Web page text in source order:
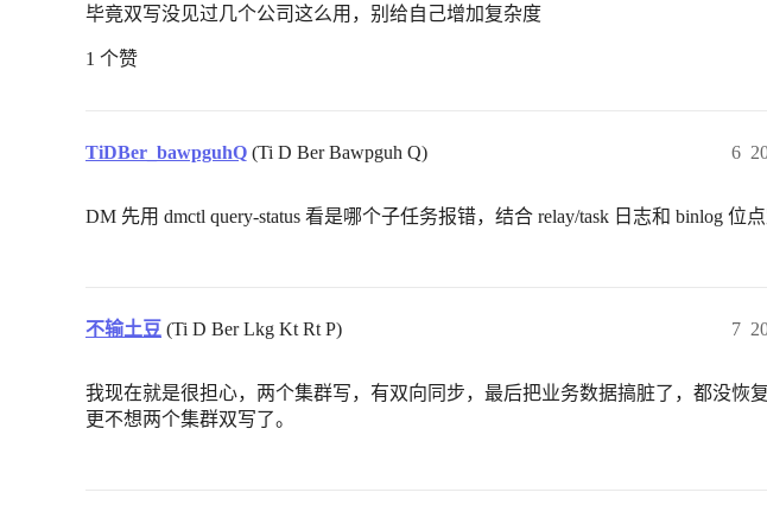
毕竟双写没见过几个公司这么用，别给自己增加复杂度
1 个赞
TiDBer_bawpguhQ (Ti D Ber Bawpguh Q) 6
DM 先用 dmctl query-status 看是哪个子任务报错，结合 relay/task 日志和 binlog 位点
不输土豆 (Ti D Ber Lkg Kt Rt P) 7
我现在就是很担心，两个集群写，有双向同步，最后把业务数据搞脏了，都没恢
更不想两个集群双写了。